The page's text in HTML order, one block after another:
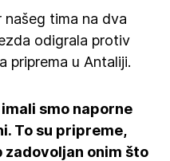
tima na dva
odigrala protiv
priprema u Antaliji.
smo naporne
To su pripreme,
onim što